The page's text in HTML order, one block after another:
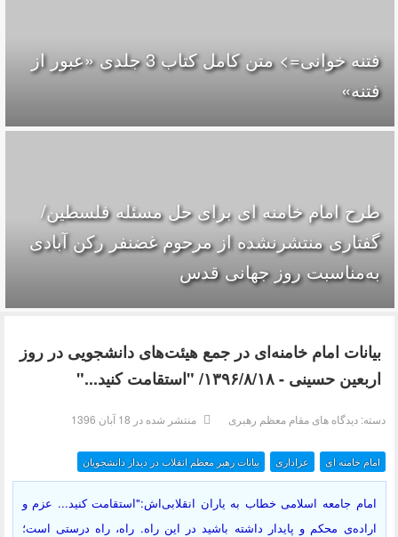
فتنه خوانی=> متن کامل کتاب 3 جلدی «عبور از
فتنه»
طرح امام خامنه ای برای حل مسئله‌ فلسطین/
گفتاری منتشرنشده از مرحوم غضنفر رکن آبادی
به‌مناسبت روز جهانی قدس
بیانات امام خامنه‌ای در جمع هیئت‌های دانشجویی در روز
اربعین حسینی - ۱۳۹۶/۸/۱۸/ "استقامت کنید..."
دسته:دیدگاه های مقام معظم رهبری منتشر شده در 18 آبان 1396
امام خامنه ای عزاداری بیانات رهبر معظم انقلاب در دیدار دانشجویان
امام جامعه اسلامی خطاب به یاران انقلابی‌اش:"استقامت کنید... عزم و
اراده‌ی محکم و پایدار داشته باشید در این راه. راه، راه درستی است؛